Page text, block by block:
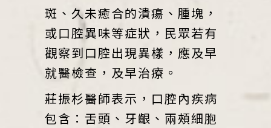
斑、久未癒合的潰瘍、腫塊，
或口腔異味等症狀，民眾若有
觀察到口腔出現異樣，應及早
就醫檢查，及早治療。
莊振杉醫師表示，口腔內疾病
包含：舌頭、牙齦、兩頰細胞